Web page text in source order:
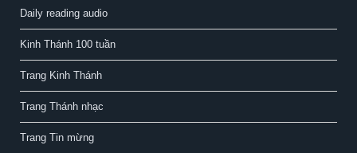
Daily reading audio
Kinh Thánh 100 tuần
Trang Kinh Thánh
Trang Thánh nhạc
Trang Tin mừng